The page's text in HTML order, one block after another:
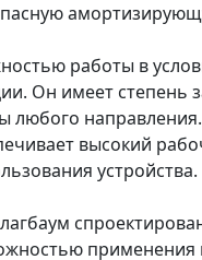
работы в
Он имеет степень
любого
высокий
устройства.